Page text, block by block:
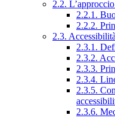
2.2.
2.2.1.
2.2.2.
2.3. Accessibilità
2.3.1.
2.3.2.
2.3.3.
2.3.4.
2.3.5.
2.3.6.